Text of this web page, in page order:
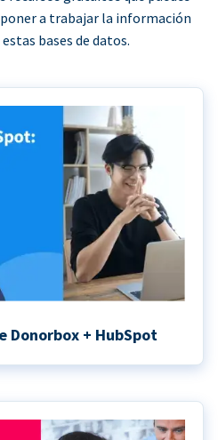
a trabajar la información
bases de datos.
+ HubSpot